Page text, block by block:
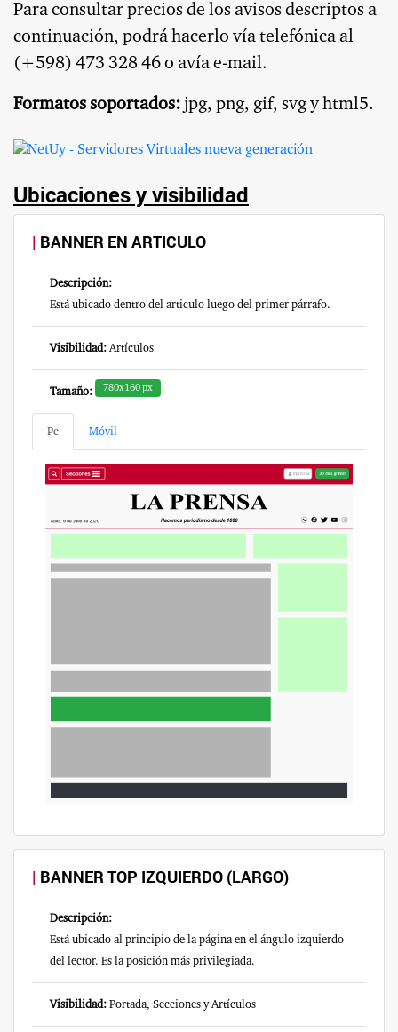
Para consultar precios de los avisos descriptos a
continuación, podrá hacerlo vía telefónica al
(+598) 473 328 46 o avía e-mail.
Formatos soportados: jpg, png, gif, svg y html5.
Ubicaciones y visibilidad
BANNER EN ARTICULO
Descripción:
Está ubicado dentro del articulo luego del primer párrafo.
Visibilidad: Artículos
Tamaño: 780x160 px
Pc Móvil
BANNER TOP IZQUIERDO (LARGO)
Descripción:
Está ubicado al principio de la página en el ángulo izquierdo
del lector. Es la posición más privilegiada.
Visibilidad: Portada, Secciones y Artículos